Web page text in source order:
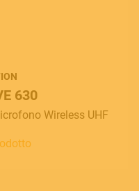
630
Wireless UHF